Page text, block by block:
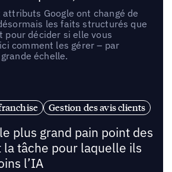
Google ont changé de
les faits structurés que
pour décider si elle vous
comment les gérer – par
échelle.
Gestion des avis clients
plus grand pain point des
tâche pour laquelle ils
l’IA